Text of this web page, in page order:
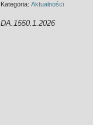
Kategoria:Aktualności
DA.1550.1.2026